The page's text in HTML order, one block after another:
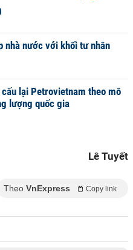
nhà nước với khối tư nhân
lại Petrovietnam theo mô
lượng quốc gia
Lê Tuyết
Theo VnExpress Copy link